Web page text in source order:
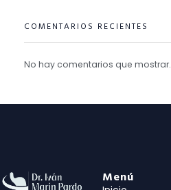
COMENTARIOS RECIENTES
No hay comentarios que mostrar.
Menú